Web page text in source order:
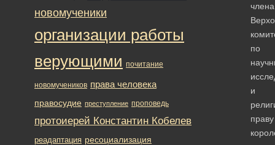
члена
по
и
праву
новомученики
организации работы
верующими почитание
новомучеников права человека
правосудие преступление проповедь
протоиерей Константин Кобелев
реадаптация ресоциализация